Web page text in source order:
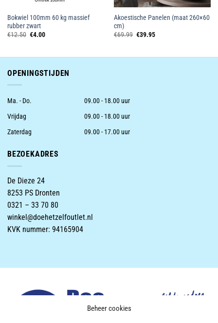
Beheer cookies
Bokwiel 100mm 60 kg massief
rubber zwart
€12.50 Oorspronkelijke
€4.00Huidige
Akoestische Panelen (maat 260×60
cm)
€69.99 Oorspronkelijke
€39.95Huidige
OPENINGSTIJDEN
Ma. - Do.
09.00 - 18.00 uur
Vrijdag
09.00 - 18.00 uur
Zaterdag
09.00 - 17.00 uur
BEZOEKADRES
De Dieze 24
8253 PS Dronten
0321 – 33 70 80
winkel@doehetzelfoutlet.nl
KVK nummer: 94165904